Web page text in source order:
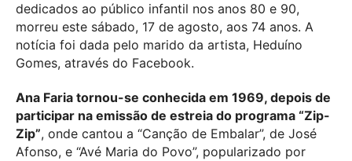
dedicados ao público infantil nos anos 80 e 90,
morreu este sábado, 17 de agosto, aos 74 anos. A
notícia foi dada pelo marido da artista, Heduíno
Gomes, através do Facebook.
Ana Faria tornou-se conhecida em 1969, depois de
participar na emissão de estreia do programa “Zip-
Zip”, onde cantou a “Canção de Embalar”, de José
Afonso, e “Avé Maria do Povo”, popularizado por